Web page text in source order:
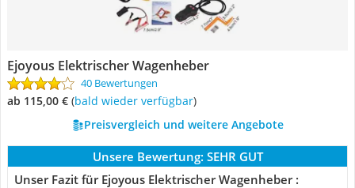
Ejoyous Elektrischer Wagenheber
40 Bewertungen
ab 115,00 € ( Bald wieder verfügbar)
Preisvergleich und weitere Angebote
Unsere Bewertung: SEHR GUT
Unser Fazit für Ejoyous Elektrischer Wagenheber :